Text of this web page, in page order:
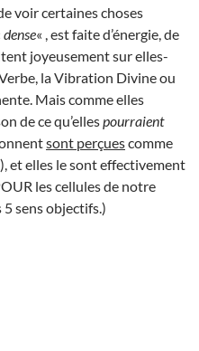
voir certaines choses
dense« , est faite d’énergie, de
joyeusement sur elles-
la Vibration Divine ou
Mais comme elles
de ce qu’ellespourraient
sont perçuescomme
et elles le sont effectivement
les cellules de notre
sens objectifs.)